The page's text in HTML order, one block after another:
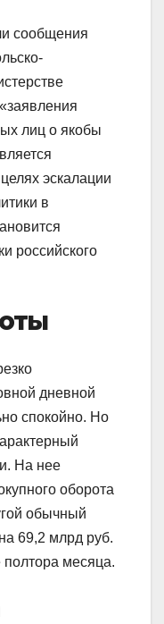
сообщения
лиц о якобы
эскалации
в
российского
дневной
спокойно. Но
На нее
оборота
обычный
69,2 млрд руб.
месяца.